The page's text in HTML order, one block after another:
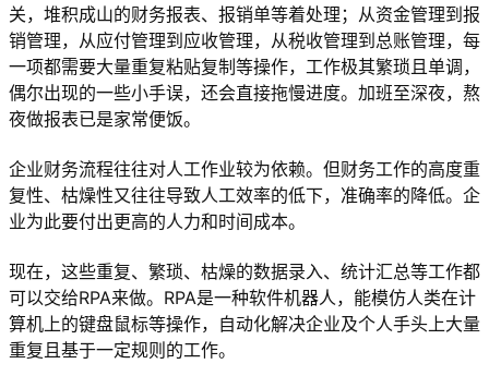
关，堆积成山的财务报表、报销单等着处理；从资金管理到报
销管理，从应付管理到应收管理，从税收管理到总账管理，每
一项都需要大量重复粘贴复制等操作，工作极其繁琐且单调，
偶尔出现的一些小手误，还会直接拖慢进度。加班至深夜，熬
夜做报表已是家常便饭。
企业财务流程往往对人工作业较为依赖。但财务工作的高度重
复性、枯燥性又往往导致人工效率的低下，准确率的降低。企
业为此要付出更高的人力和时间成本。
现在，这些重复、繁琐、枯燥的数据录入、统计汇总等工作都
可以交给RPA来做。RPA是一种软件机器人，能模仿人类在计
算机上的键盘鼠标等操作，自动化解决企业及个人手头上大量
重复且基于一定规则的工作。